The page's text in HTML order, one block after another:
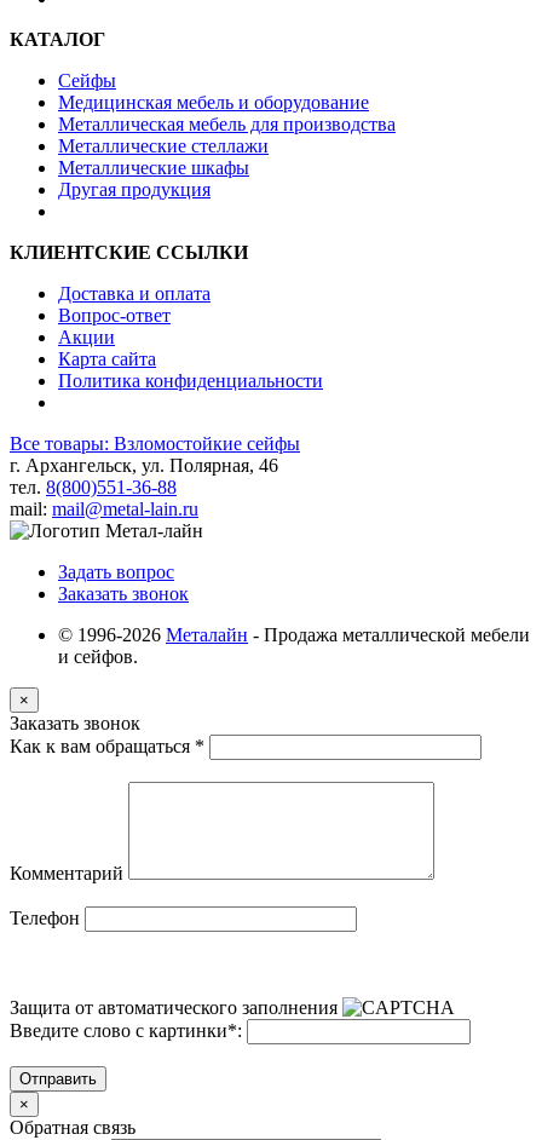
КАТАЛОГ
Сейфы
Медицинская мебель и оборудование
Металлическая мебель для производства
Металлические стеллажи
Металлические шкафы
Другая продукция
КЛИЕНТСКИЕ ССЫЛКИ
Доставка и оплата
Вопрос-ответ
Акции
Карта сайта
Политика конфиденциальности
Все товары: Взломостойкие сейфы
г. Архангельск, ул. Полярная, 46
тел. 8(800)551-36-88
mail: mail@metal-lain.ru
Задать вопрос
Заказать звонок
© 1996-2026 Металайн - Продажа металлической мебели
и сейфов.
×
Заказать звонок
Как к вам обращаться *
Комментарий
Телефон
Защита от автоматического заполнения
Введите слово с картинки*:
Отправить
×
Обратная связь